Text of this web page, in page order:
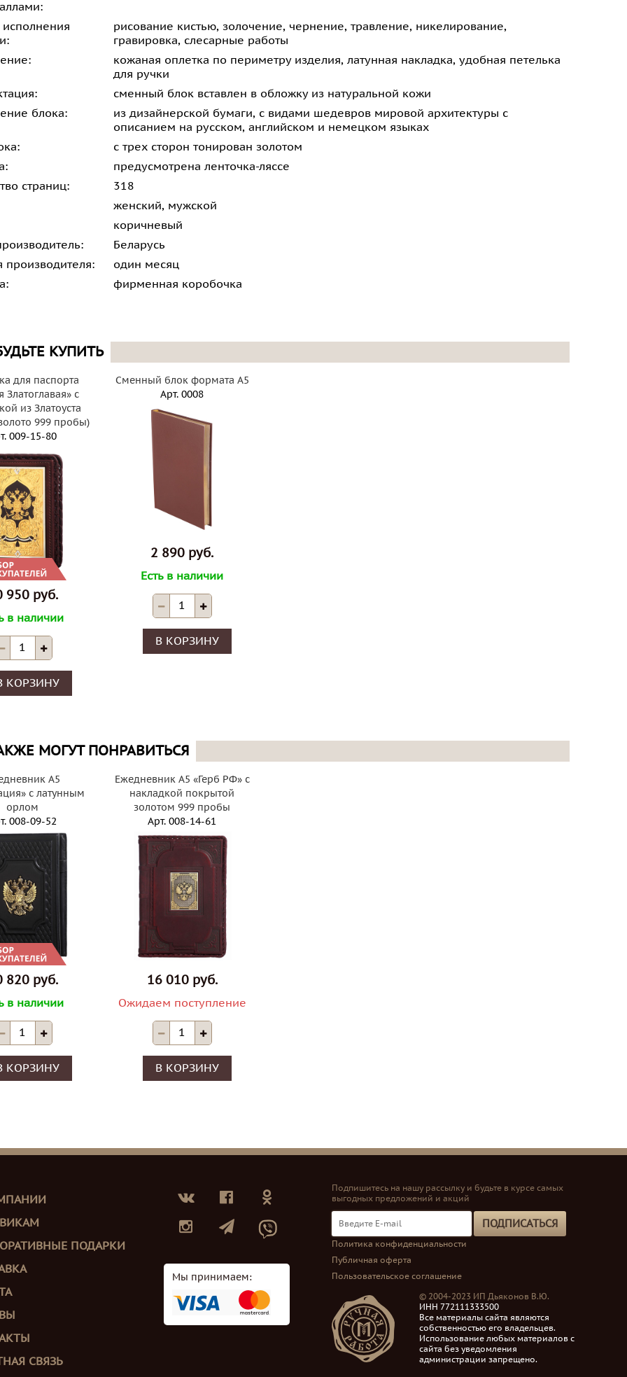
исполнения
рисование кистью, золочение, чернение, травление, никелирование,
гравировка, слесарные работы
кожаная оплетка по периметру изделия, латунная накладка, удобная петелька
для ручки
сменный блок вставлен в обложку из натуральной кожи
блока:
из дизайнерской бумаги, с видами шедевров мировой архитектуры с
описанием на русском, английском и немецком языках
с трех сторон тонирован золотом
предусмотрена ленточка-ляссе
страниц:
318
женский, мужской
коричневый
Беларусь
производителя:
один месяц
фирменная коробочка
КУПИТЬ
для паспорта
Златоглавая» с
из Златоуста
999 пробы)
009-15-80
950 руб.
в наличии
КОРЗИНУ
Сменный блок формата А5
Арт. 0008
2 890 руб.
Есть в наличии
В КОРЗИНУ
МОГУТ ПОНРАВИТЬСЯ
А5
с латунным
орлом
008-09-52
820 руб.
в наличии
КОРЗИНУ
Ежедневник А5 «Герб РФ» с
накладкой покрытой
золотом 999 пробы
Арт. 008-14-61
16 010 руб.
Ожидаем поступление
В КОРЗИНУ
ПОДАРКИ
СВЯЗЬ
Мы принимаем:
Подпишитесь на нашу рассылку и будьте в курсе самых
выгодных предложений и акций
ПОДПИСАТЬСЯ
Политика конфиденциальности
Публичная оферта
Пользовательское соглашение
© 2004-2023 ИП Дьяконов В.Ю.
ИНН 772111333500
Все материалы сайта являются
собственностью его владельцев.
Использование любых материалов с
сайта без уведомления
администрации запрещено.